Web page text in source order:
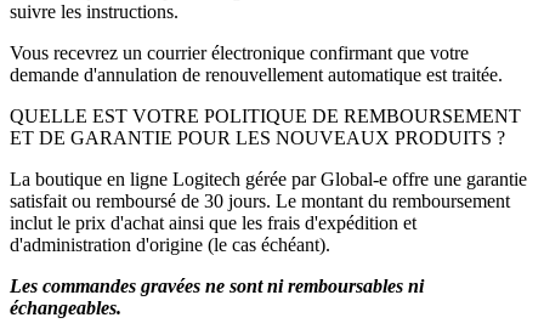
suivre les instructions.
Vous recevrez un courrier électronique confirmant que votre
demande d'annulation de renouvellement automatique est traitée.
QUELLE EST VOTRE POLITIQUE DE REMBOURSEMENT
ET DE GARANTIE POUR LES NOUVEAUX PRODUITS ?
La boutique en ligne Logitech gérée par Global-e offre une garantie
satisfait ou remboursé de 30 jours. Le montant du remboursement
inclut le prix d'achat ainsi que les frais d'expédition et
d'administration d'origine (le cas échéant).
Les commandes gravées ne sont ni remboursables ni
échangeables.